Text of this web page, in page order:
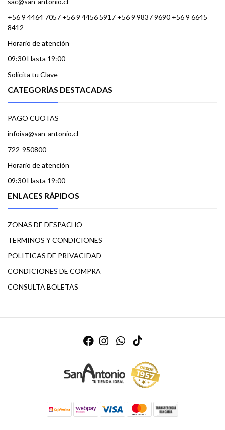
+56 9 4464 7057 +56 9 4456 5917 +56 9 9837 9690 +56 9 6645
8412
Horario de atención
09:30 Hasta 19:00
Solicita tu Clave
CATEGORÍAS DESTACADAS
PAGO CUOTAS
infoisa@san-antonio.cl
722-950800
Horario de atención
09:30 Hasta 19:00
ENLACES RÁPIDOS
ZONAS DE DESPACHO
TERMINOS Y CONDICIONES
POLITICAS DE PRIVACIDAD
CONDICIONES DE COMPRA
CONSULTA BOLETAS